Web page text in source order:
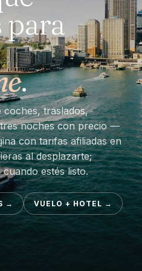
para
.
coches, traslados,
noches con precio —
con tarifas afiliadas en
al desplazarte;
estés listo.
→ VUELO + HOTEL →